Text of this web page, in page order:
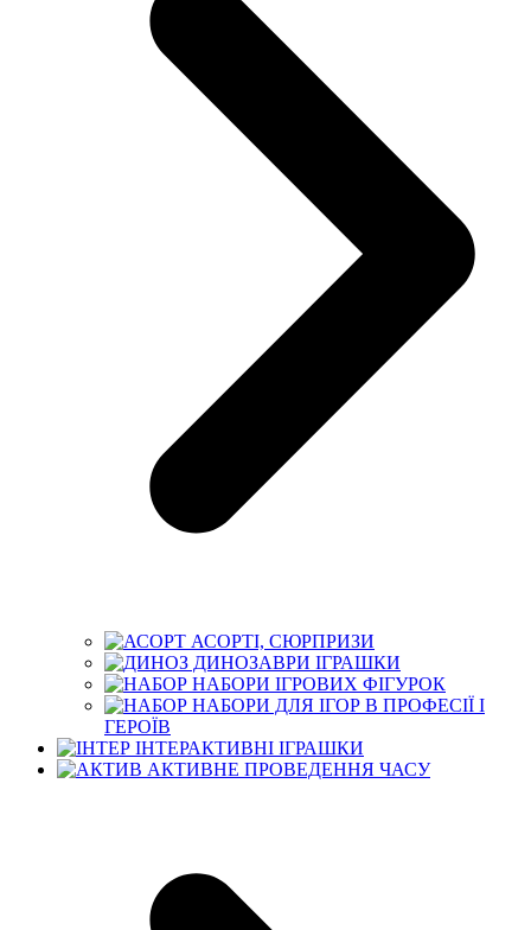
АСОРТІ, СЮРПРИЗИ
ДИНОЗАВРИ ІГРАШКИ
НАБОРИ ІГРОВИХ ФІГУРОК
НАБОРИ ДЛЯ ІГОР В ПРОФЕСІЇ І
ГЕРОЇВ
ІНТЕРАКТИВНІ ІГРАШКИ
АКТИВНЕ ПРОВЕДЕННЯ ЧАСУ